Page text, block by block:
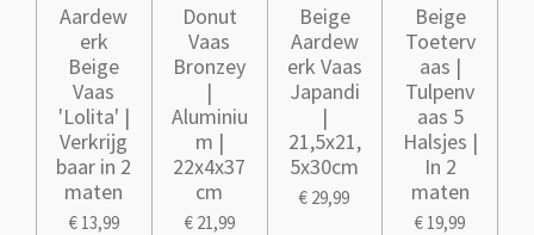
Aardew
erk
Beige
Vaas
'Lolita' |
Verkrijg
baar in 2
maten
€ 13,99
Donut
Vaas
Bronzey
|
Aluminiu
m |
22x4x37
cm
€ 21,99
Beige
Aardew
erk Vaas
Japandi
|
21,5x21,
5x30cm
€ 29,99
Beige
Toeterv
aas |
Tulpenv
aas 5
Halsjes |
In 2
maten
€ 19,99